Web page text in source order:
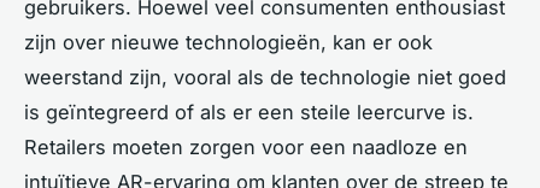
gebruikers. Hoewel veel consumenten enthousiast
zijn over nieuwe technologieën, kan er ook
weerstand zijn, vooral als de technologie niet goed
is geïntegreerd of als er een steile leercurve is.
Retailers moeten zorgen voor een naadloze en
intuïtieve AR-ervaring om klanten over de streep te